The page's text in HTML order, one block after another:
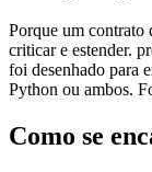
Porque um contrato
criticar e estender.
foi desenhado para
Python ou ambos.
Como se